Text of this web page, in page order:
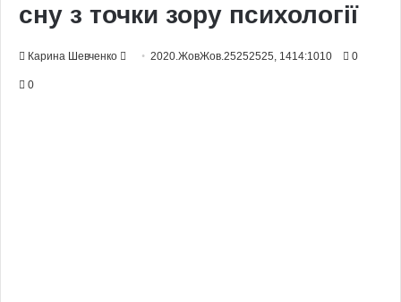
сну з точки зору психології
Карина Шевченко
Send2020.ЖовЖов.25252525, 1414:1010 0
0